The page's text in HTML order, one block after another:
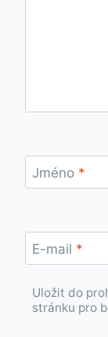
Jméno *
E-mail *
Uložit do
stránku pro